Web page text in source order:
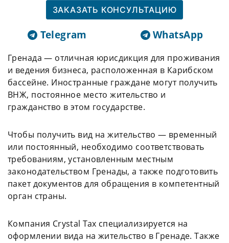
ЗАКАЗАТЬ КОНСУЛЬТАЦИЮ
Telegram WhatsApp
Гренада — отличная юрисдикция для проживания
и ведения бизнеса, расположенная в Карибском
бассейне. Иностранные граждане могут получить
ВНЖ, постоянное место жительство и
гражданство в этом государстве.
Чтобы получить вид на жительство — временный
или постоянный, необходимо соответствовать
требованиям, установленным местным
законодательством Гренады, а также подготовить
пакет документов для обращения в компетентный
орган страны.
Компания Crystal Tax специализируется на
оформлении вида на жительство в Гренаде. Также